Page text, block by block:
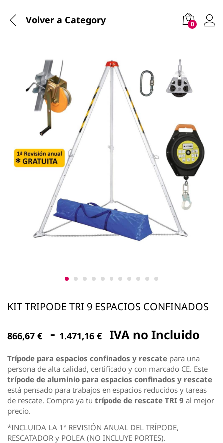
Volver a Category 0
KIT TRIPODE TRI 9 ESPACIOS CONFINADOS
866,67 € - 1.471,16 € Rango
precios:
desde
866,67 €
hasta
1.471,16 €
IVA no Incluido
Trípode para espacios confinados y rescate para una
persona de alta calidad, certificado y con marcado CE. Este
trípode de aluminio para espacios confinados y rescate
está pensado para trabajos en espacios reducidos y tareas
de rescate. Compra ya tu trípode de rescate TRI 9 al mejor
precio.
*INCLUIDA LA 1ª REVISIÓN ANUAL DEL TRÍPODE,
RESCATADOR y POLEA (NO INCLUYE PORTES).